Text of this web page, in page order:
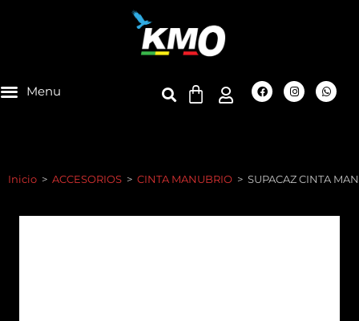
Inicio > ACCESORIOS > CINTA MANUBRIO > SUPACAZ CINTA